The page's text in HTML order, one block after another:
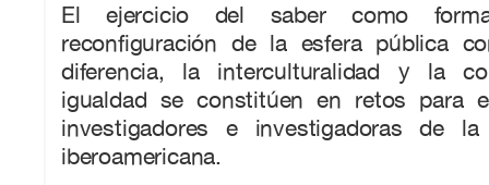
El ejercicio del saber como
reconfiguración de la esfera pública
diferencia, la interculturalidad y la
igualdad se constitúen en retos para
investigadores e investigadoras de la
iberoamericana.